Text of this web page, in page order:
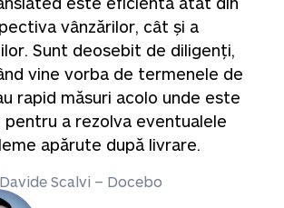
vânzărilor, cât și a
Sunt deosebit de diligenți,
vine vorba de termenele de
rapid măsuri acolo unde este
pentru a rezolva eventualele
apărute după livrare.
Davide Scalvi – Docebo